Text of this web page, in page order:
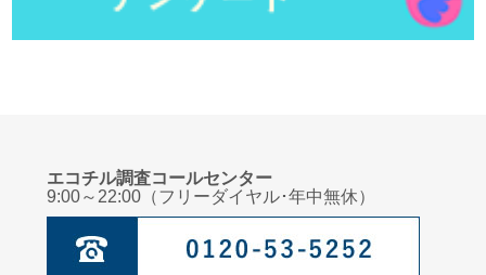
エコチル調査コールセンター
9:00～22:00（フリーダイヤル･年中無休）